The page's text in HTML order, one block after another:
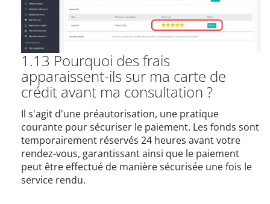
1.13 Pourquoi des frais
apparaissent-ils sur ma carte de
crédit avant ma consultation ?
Il s'agit d'une préautorisation, une pratique
courante pour sécuriser le paiement. Les fonds sont
temporairement réservés 24 heures avant votre
rendez-vous, garantissant ainsi que le paiement
peut être effectué de manière sécurisée une fois le
service rendu.